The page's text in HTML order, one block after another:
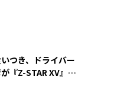
いつき、ドライバー
『Z-STAR XV』を